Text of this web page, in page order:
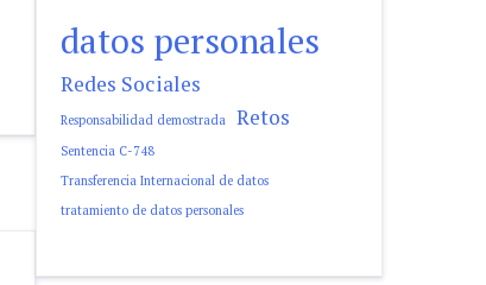
datos personales
Redes Sociales
Responsabilidad demostrada Retos
Sentencia C-748
Transferencia Internacional de datos
tratamiento de datos personales